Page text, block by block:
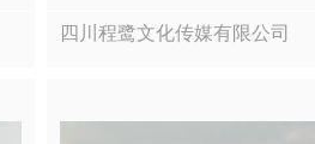
四川程鹭文化传媒有限公司